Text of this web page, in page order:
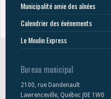
Municipalité amie des aînées
Calendrier des événements
Le Moulin Express
Bureau municipal
2100, rue Dandenault
Lawrenceville, Québec J0E 1W0